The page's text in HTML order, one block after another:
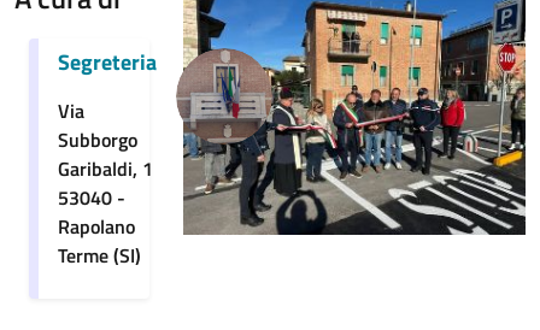
Segreteria
Via
Subborgo
Garibaldi, 1
53040 -
Rapolano
Terme (SI)